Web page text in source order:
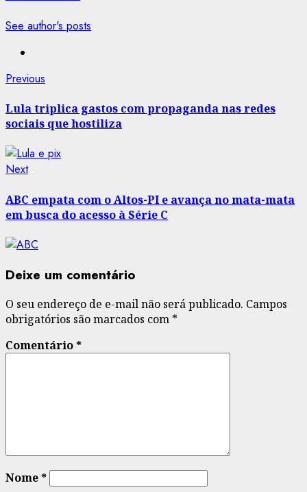
See author's posts
Post
navigation
Previous
Lula triplica gastos com propaganda nas redes
sociais que hostiliza
NextNext
ABC empata com o Altos-PI e avança no mata-mata
em busca do acesso à Série C
Deixe um comentário
O seu endereço de e-mail não será publicado. Campos
obrigatórios são marcados com *
Comentário*
Nome*